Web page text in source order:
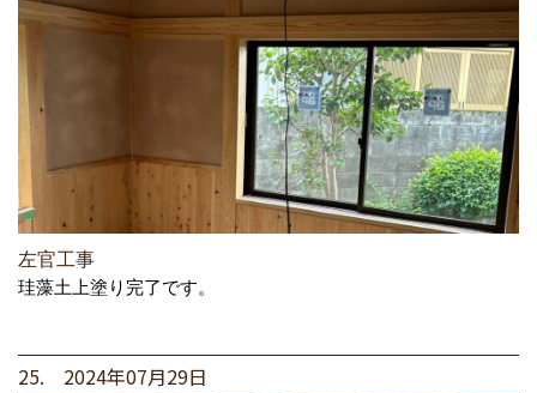
左官工事
珪藻土上塗り完了です。
25. 2024年07月29日